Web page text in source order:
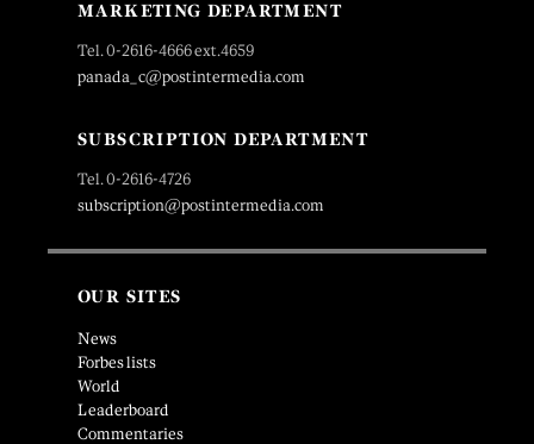
MARKETING DEPARTMENT
Tel. 0-2616-4666 ext.4659
panada_c@postintermedia.com
SUBSCRIPTION DEPARTMENT
Tel. 0-2616-4726
subscription@postintermedia.com
OUR SITES
News
Forbes lists
World
Leaderboard
Commentaries